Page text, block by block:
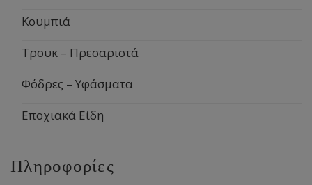
Κουμπιά
Τρουκ – Πρεσαριστά
Φόδρες – Υφάσματα
Εποχιακά Είδη
Πληροφορίες